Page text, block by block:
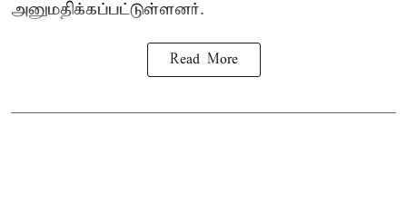
அனுமதிக்கப்பட்டுள்ளனர்.
Read More